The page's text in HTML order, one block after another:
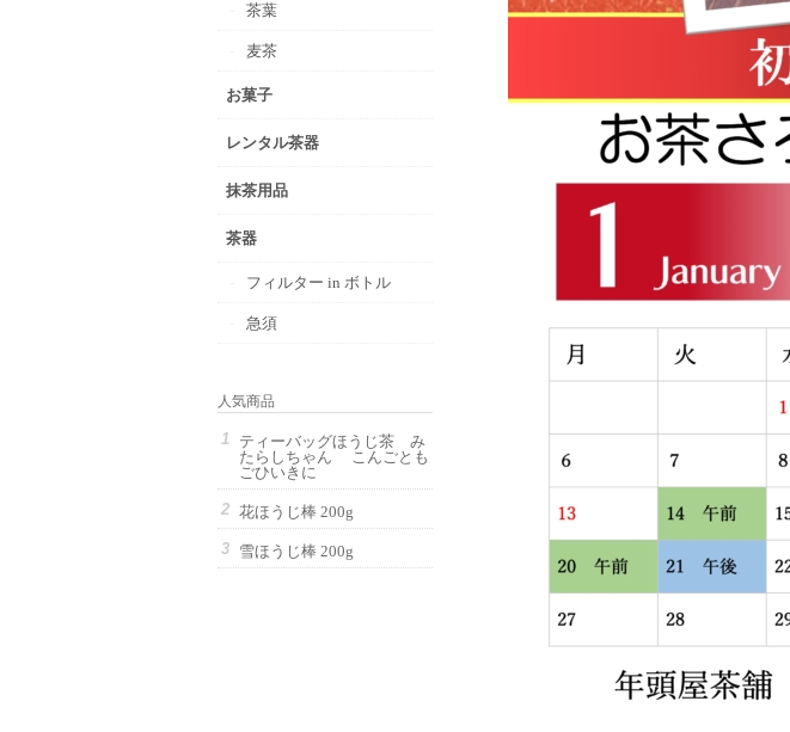
茶葉
麦茶
お菓子
レンタル茶器
抹茶用品
茶器
フィルター in ボトル
急須
人気商品
ティーバッグほうじ茶 み
たらしちゃん こんごとも
ごひいきに
花ほうじ棒 200g
雪ほうじ棒 200g